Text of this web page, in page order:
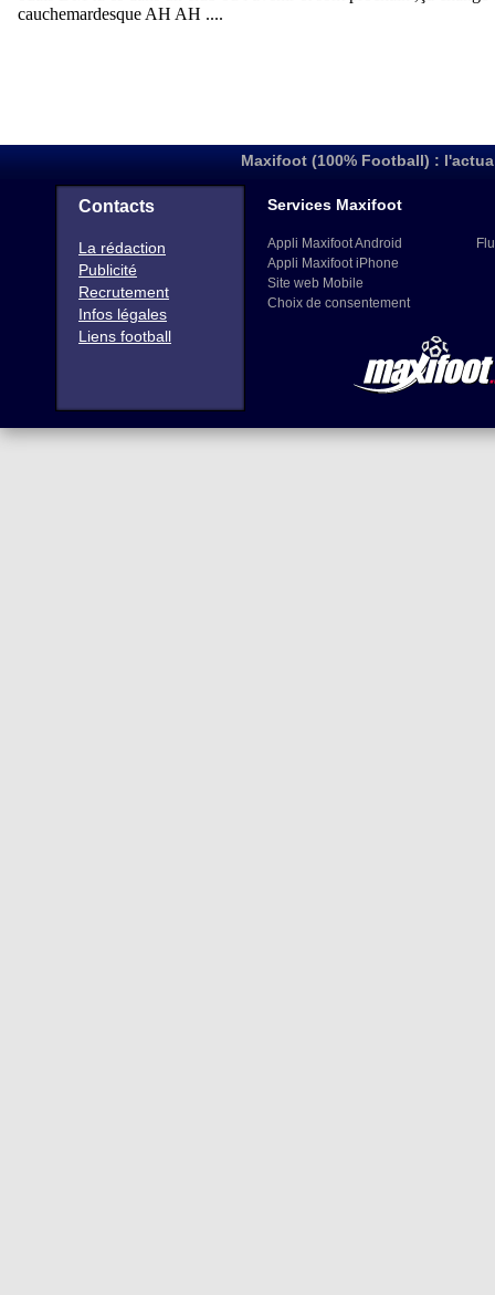
Maxifoot (100% Football) :
Contacts
La rédaction
Publicité
Recrutement
Infos légales
Liens football
Services Maxifoot
Appli Maxifoot Android
Appli Maxifoot iPhone
Site web Mobile
Choix de consentement